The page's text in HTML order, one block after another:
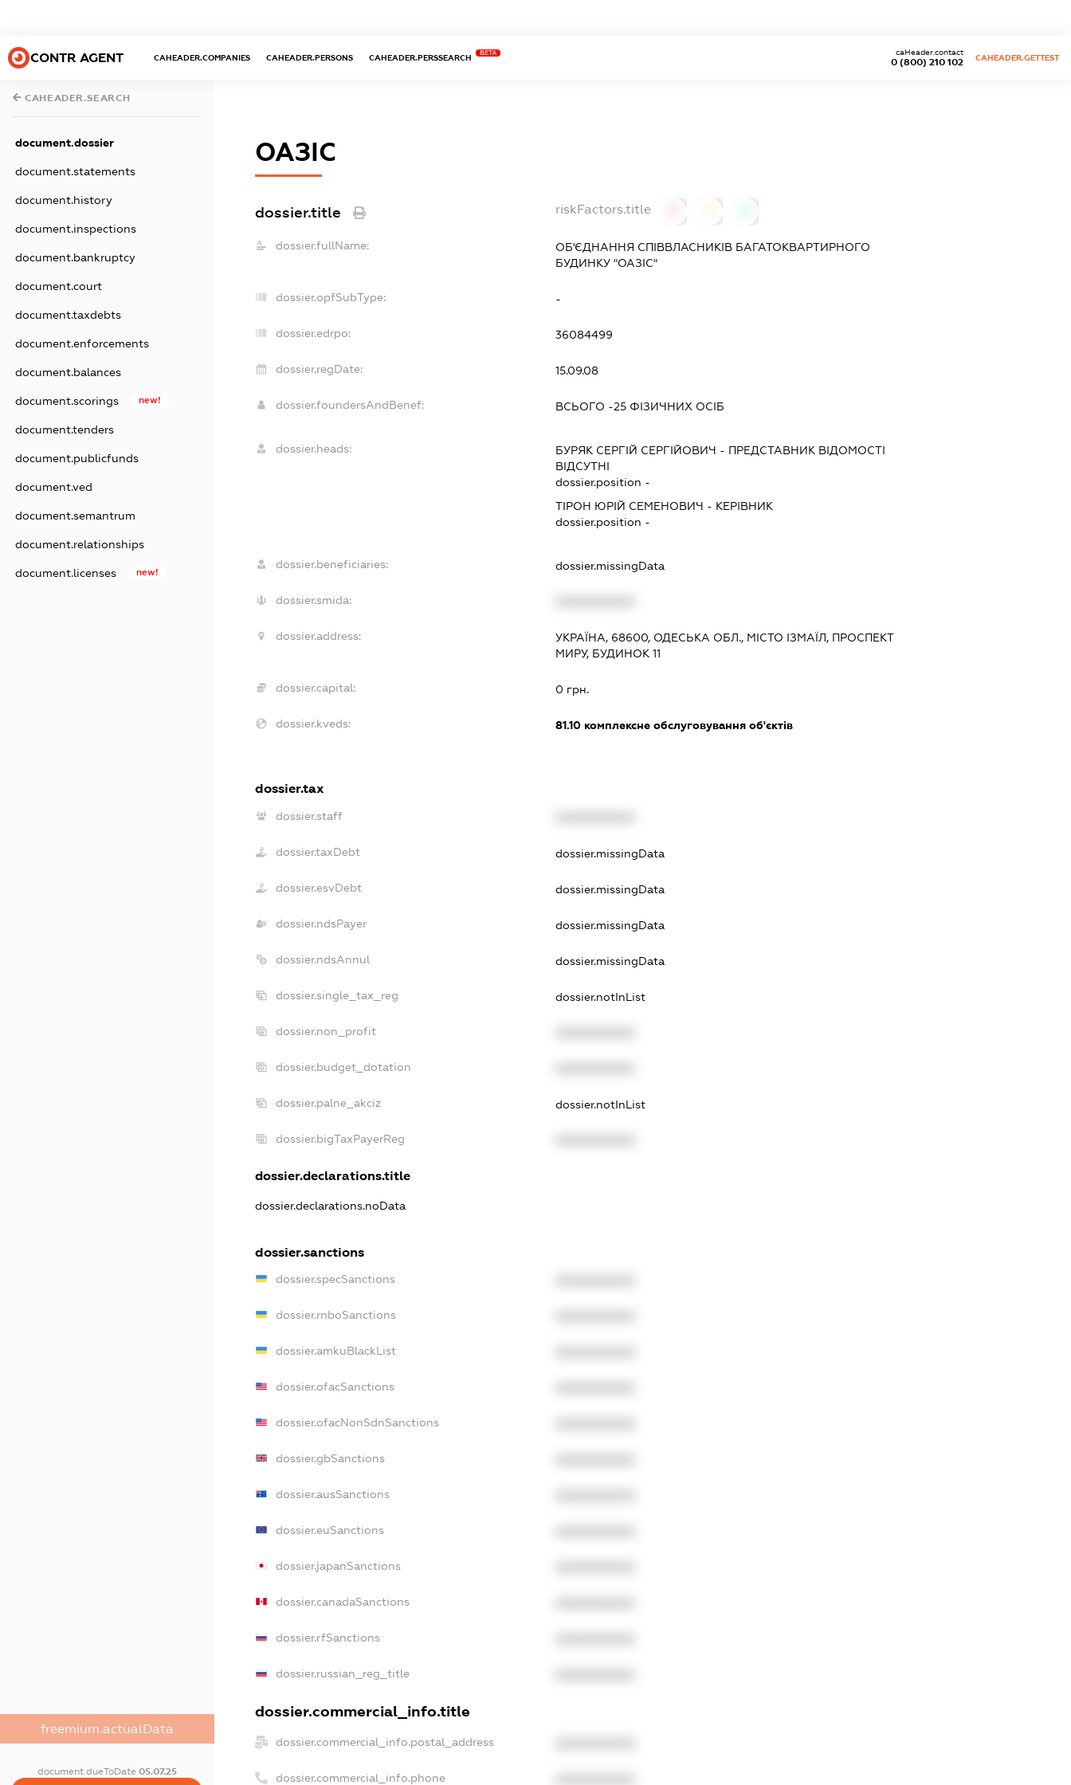
CONTR AGENT CAHEADER.COMPANIES CAHEADER.PERSONS CAHEADER.PERSSEARCH
BETA
0 (800) 210 102
caHeader.contact
CAHEADER.GETTEST
CAHEADER.SEARCH
document.dossier
document.statements
document.history
document.inspections
document.bankruptcy
document.court
document.taxdebts
document.enforcements
document.balances
document.scorings new!
document.tenders
document.publicfunds
document.ved
document.semantrum
document.relationships
document.licenses new!
freemium.actualData
document.dueToDate 05.07.25
ОАЗІС
dossier.title riskFactors.title
dossier.fullName:
ОБ'ЄДНАННЯ СПІВВЛАСНИКІВ БАГАТОКВАРТИРНОГО
БУДИНКУ "ОАЗІС"
dossier.opfSubType: -
dossier.edrpo: 36084499
dossier.regDate: 15.09.08
dossier.foundersAndBenef: ВСЬОГО -25 ФІЗИЧНИХ ОСІБ
dossier.heads: БУРЯК СЕРГІЙ СЕРГІЙОВИЧ - ПРЕДСТАВНИК ВІДОМОСТІ
ВІДСУТНІ
dossier.position -
ТІРОН ЮРІЙ СЕМЕНОВИЧ - КЕРІВНИК
dossier.position -
dossier.beneficiaries: dossier.missingData
dossier.smida:
dossier.address:
УКРАЇНА, 68600, ОДЕСЬКА ОБЛ., МІСТО ІЗМАЇЛ, ПРОСПЕКТ
МИРУ, БУДИНОК 11
dossier.capital: 0 грн.
dossier.kveds: 81.10 комплексне обслуговування об'єктів
dossier.tax
dossier.staff
dossier.taxDebt dossier.missingData
dossier.esvDebt dossier.missingData
dossier.ndsPayer dossier.missingData
dossier.ndsAnnul dossier.missingData
dossier.single_tax_reg dossier.notInList
dossier.non_profit
dossier.budget_dotation
dossier.palne_akciz dossier.notInList
dossier.bigTaxPayerReg
dossier.declarations.title
dossier.declarations.noData
dossier.sanctions
dossier.specSanctions
dossier.rnboSanctions
dossier.amkuBlackList
dossier.ofacSanctions
dossier.ofacNonSdnSanctions
dossier.gbSanctions
dossier.ausSanctions
dossier.euSanctions
dossier.japanSanctions
dossier.canadaSanctions
dossier.rfSanctions
dossier.russian_reg_title
dossier.commercial_info.title
dossier.commercial_info.postal_address
dossier.commercial_info.phone